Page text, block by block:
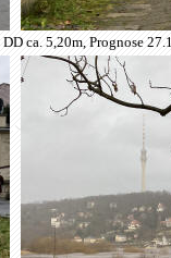
ca. 5,20m, Prognose